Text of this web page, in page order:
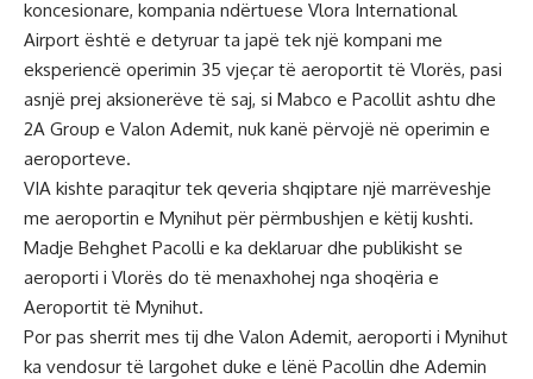
koncesionare, kompania ndërtuese Vlora International
Airport është e detyruar ta japë tek një kompani me
eksperiencë operimin 35 vjeçar të aeroportit të Vlorës, pasi
asnjë prej aksionerëve të saj, si Mabco e Pacollit ashtu dhe
2A Group e Valon Ademit, nuk kanë përvojë në operimin e
aeroporteve.
VIA kishte paraqitur tek qeveria shqiptare një marrëveshje
me aeroportin e Mynihut për përmbushjen e këtij kushti.
Madje Behghet Pacolli e ka deklaruar dhe publikisht se
aeroporti i Vlorës do të menaxhohej nga shoqëria e
Aeroportit të Mynihut.
Por pas sherrit mes tij dhe Valon Ademit, aeroporti i Mynihut
ka vendosur të largohet duke e lënë Pacollin dhe Ademin